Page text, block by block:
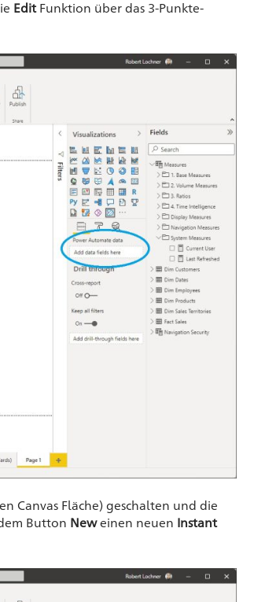
Edit Funktion über das 3-Punkte-
Canvas Fläche) geschalten und die
Button Neweinen neuen Instant